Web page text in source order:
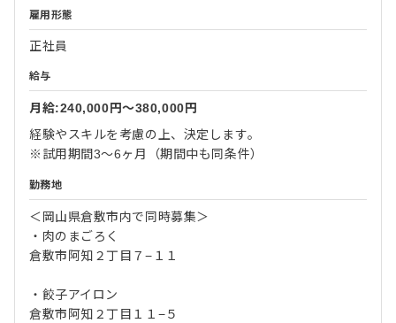
雇用形態
正社員
給与
月給:240,000円〜380,000円
経験やスキルを考慮の上、決定します。
※試用期間3～6ヶ月（期間中も同条件）
勤務地
＜岡山県倉敷市内で同時募集＞
・肉のまごろく
倉敷市阿知２丁目７−１１
・餃子アイロン
倉敷市阿知２丁目１１−５